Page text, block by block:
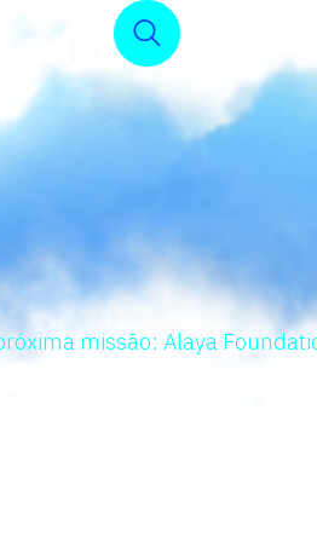
missão: Alaya